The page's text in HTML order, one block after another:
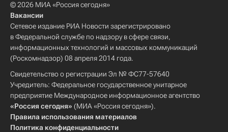
© 2026 МИА «Россия сегодня»
Вакансии
Сетевое издание РИА Новости зарегистрировано
в Федеральной службе по надзору в сфере связи,
информационных технологий и массовых коммуникаций
(Роскомнадзор) 08 апреля 2014 года.
Свидетельство о регистрации Эл № ФС77-57640
Учредитель: Федеральное государственное унитарное
предприятие Международное информационное агентство
«Россия сегодня» (МИА «Россия сегодня»).
Правила использования материалов
Политика конфиденциальности